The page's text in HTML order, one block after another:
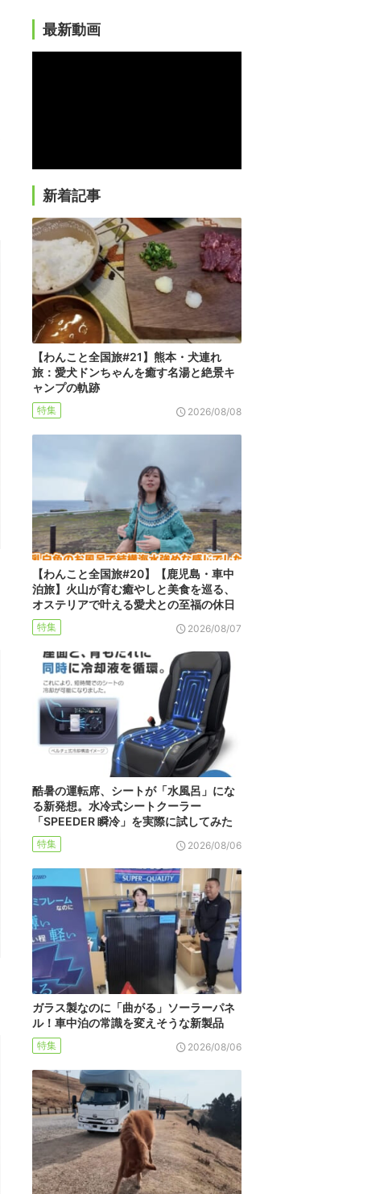
最新動画
新着記事
【わんこと全国旅#21】熊本・犬連れ
旅：愛犬ドンちゃんを癒す名湯と絶景キ
ャンプの軌跡
特集 2026/08/08
【わんこと全国旅#20】【鹿児島・車中
泊旅】火山が育む癒やしと美食を巡る、
オステリアで叶える愛犬との至福の休日
特集 2026/08/07
酷暑の運転席、シートが「水風呂」にな
る新発想。水冷式シートクーラー
「SPEEDER 瞬冷」を実際に試してみた
特集 2026/08/06
ガラス製なのに「曲がる」ソーラーパネ
ル！車中泊の常識を変えそうな新製品
特集 2026/08/06